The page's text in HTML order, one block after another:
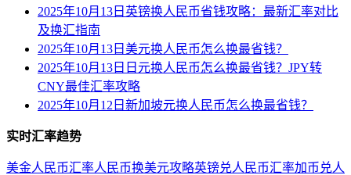
2025年10月13日英镑换人民币省钱攻略：最新汇率对比
及换汇指南
2025年10月13日美元换人民币怎么换最省钱？
2025年10月13日日元换人民币怎么换最省钱？JPY转
CNY最佳汇率攻略
2025年10月12日新加坡元换人民币怎么换最省钱？
实时汇率趋势
美金人民币汇率人民币换美元攻略英镑兑人民币汇率加币兑人